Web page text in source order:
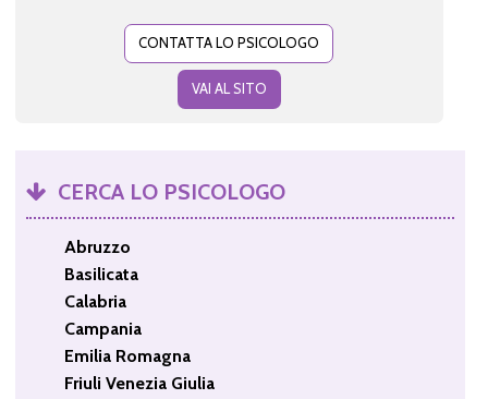
CONTATTA LO PSICOLOGO
VAI AL SITO
CERCA LO PSICOLOGO
Abruzzo
Basilicata
Calabria
Campania
Emilia Romagna
Friuli Venezia Giulia